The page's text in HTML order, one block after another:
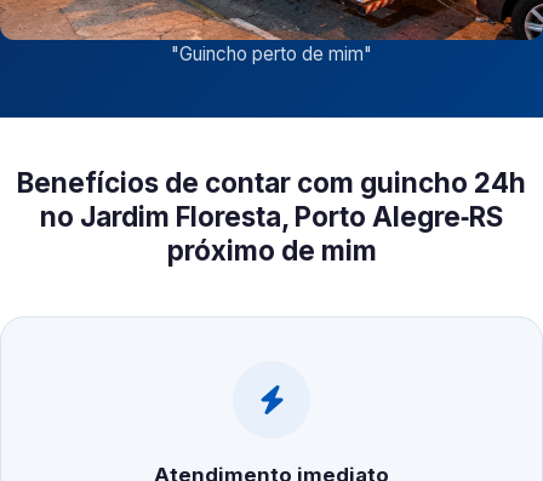
"Guincho perto de mim"
Benefícios de contar com guincho 24h
no Jardim Floresta, Porto Alegre‑RS
próximo de mim
Atendimento imediato